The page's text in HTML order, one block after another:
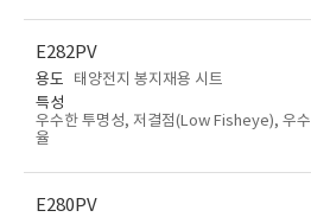
E282PV
용도
태양전지 봉지재용 시트
특성
우수한 투명성, 저결점(Low Fisheye), 우
율
E280PV